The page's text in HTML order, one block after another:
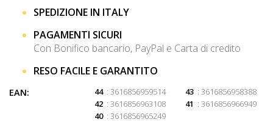
SPEDIZIONE IN ITALY
PAGAMENTI SICURI
Con Bonifico bancario, PayPal e Carta di credito
RESO FACILE E GARANTITO
EAN: 44 : 3616856959514 43 : 3616856958388
42 : 3616856963108 41 : 3616856966949
40 : 3616856965249